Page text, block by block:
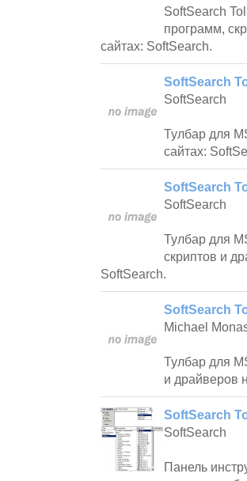
SoftSearch
программ,
сайтах: SoftSearch.
SoftSearch
SoftSearch
Тулбар для
сайтах:
SoftSearch
SoftSearch
Тулбар для
скриптов и
SoftSearch.
SoftSearch
Michael
Тулбар для
и драйверов
SoftSearch
SoftSearch
Панель